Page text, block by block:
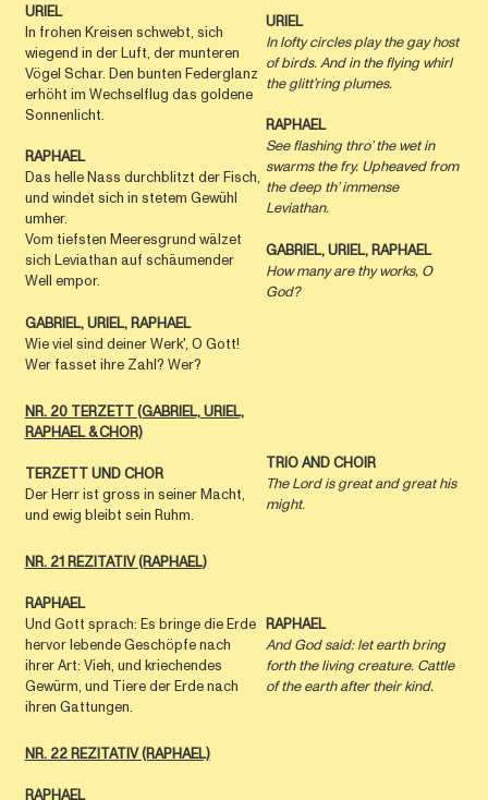
URIEL
In frohen Kreisen schwebt, sich
wiegend in der Luft, der munteren
Vögel Schar. Den bunten Federglanz
erhöht im Wechselflug das goldene
Sonnenlicht.
RAPHAEL
Das helle Nass durchblitzt der Fisch,
und windet sich in stetem Gewühl
umher.
Vom tiefsten Meeresgrund wälzet
sich Leviathan auf schäumender
Well empor.
GABRIEL, URIEL, RAPHAEL
Wie viel sind deiner Werk', O Gott!
Wer fasset ihre Zahl? Wer?
URIEL
In lofty circles play the gay host
of birds. And in the ﬂying whirl
the glitt’ring plumes.
RAPHAEL
See ﬂashing thro’ the wet in
swarms the fry. Upheaved from
the deep th’ immense
Leviathan.
GABRIEL, URIEL, RAPHAEL
How many are thy works, O
God?
NR. 20 TERZETT (GABRIEL, URIEL,
RAPHAEL & CHOR)
TERZETT UND CHOR
Der Herr ist gross in seiner Macht,
und ewig bleibt sein Ruhm.
TRIO AND CHOIR
The Lord is great and great his
might.
NR. 21 REZITATIV (RAPHAEL)
RAPHAEL
Und Gott sprach: Es bringe die Erde
hervor lebende Geschöpfe nach
ihrer Art: Vieh, und kriechendes
Gewürm, und Tiere der Erde nach
ihren Gattungen.
RAPHAEL
And God said: let earth bring
forth the living creature. Cattle
of the earth after their kind.
NR. 22 REZITATIV (RAPHAEL)
RAPHAEL